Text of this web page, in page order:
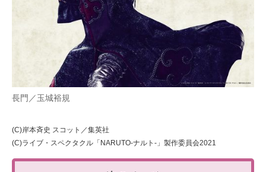
長門／玉城裕規
(C)岸本斉史 スコット／集英社
(C)ライブ・スペクタクル「NARUTO-ナルト-」製作委員会2021